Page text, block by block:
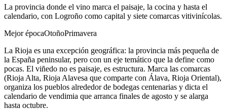
La provincia donde el vino marca el paisaje, la cocina y hasta el
calendario, con Logroño como capital y siete comarcas vitivinícolas.
Mejor épocaOtoñoPrimavera
La Rioja es una excepción geográfica: la provincia más pequeña de
la España peninsular, pero con un eje temático que la define como
pocas. El viñedo no es paisaje, es estructura. Marca las comarcas
(Rioja Alta, Rioja Alavesa que comparte con Álava, Rioja Oriental),
organiza los pueblos alrededor de bodegas centenarias y dicta el
calendario de vendimia que arranca finales de agosto y se alarga
hasta octubre.